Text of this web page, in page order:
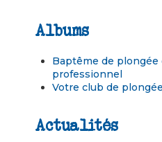
Albums
Baptême de plongée
professionnel
Votre club de
Actualités